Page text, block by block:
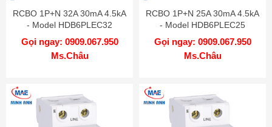
RCBO 1P+N 32A 30mA 4.5kA
- Model HDB6PLEC32
Gọi ngay: 0909.067.950
Ms.Châu
RCBO 1P+N 25A 30mA 4.5kA
- Model HDB6PLEC25
Gọi ngay: 0909.067.950
Ms.Châu